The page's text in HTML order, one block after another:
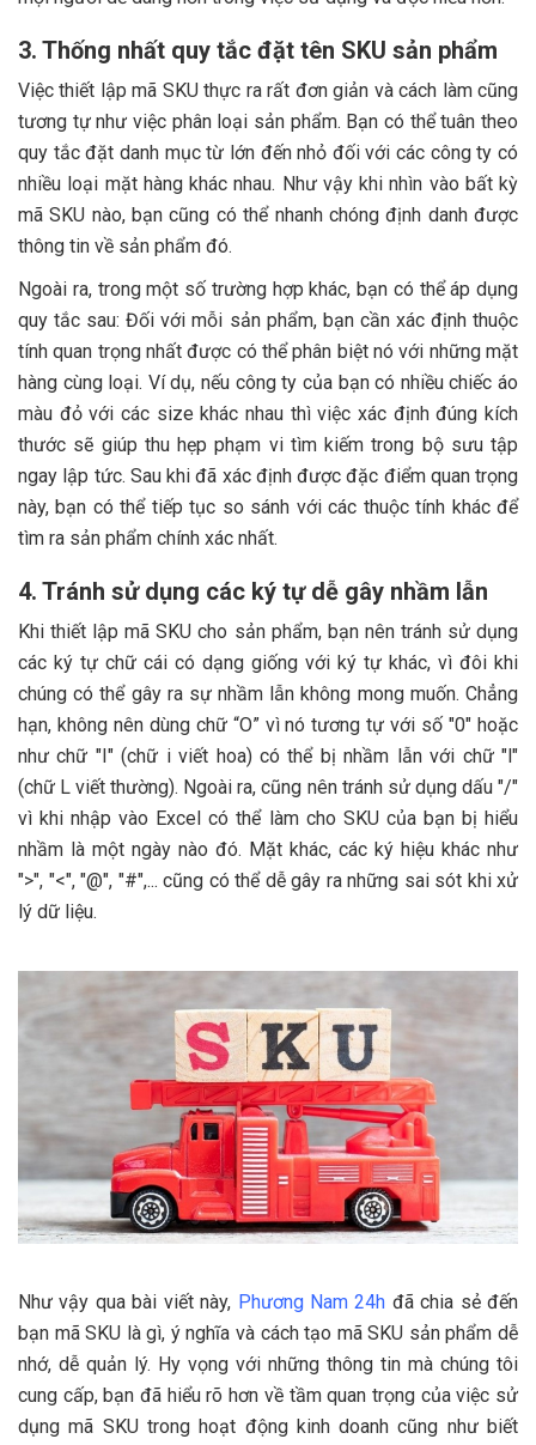
3. Thống nhất quy tắc đặt tên SKU sản phẩm
Việc thiết lập mã SKU thực ra rất đơn giản và cách làm cũng
tương tự như việc phân loại sản phẩm. Bạn có thể tuân theo
quy tắc đặt danh mục từ lớn đến nhỏ đối với các công ty có
nhiều loại mặt hàng khác nhau. Như vậy khi nhìn vào bất kỳ
mã SKU nào, bạn cũng có thể nhanh chóng định danh được
thông tin về sản phẩm đó.
Ngoài ra, trong một số trường hợp khác, bạn có thể áp dụng
quy tắc sau: Đối với mỗi sản phẩm, bạn cần xác định thuộc
tính quan trọng nhất được có thể phân biệt nó với những mặt
hàng cùng loại. Ví dụ, nếu công ty của bạn có nhiều chiếc áo
màu đỏ với các size khác nhau thì việc xác định đúng kích
thước sẽ giúp thu hẹp phạm vi tìm kiếm trong bộ sưu tập
ngay lập tức. Sau khi đã xác định được đặc điểm quan trọng
này, bạn có thể tiếp tục so sánh với các thuộc tính khác để
tìm ra sản phẩm chính xác nhất.
4. Tránh sử dụng các ký tự dễ gây nhầm lẫn
Khi thiết lập mã SKU cho sản phẩm, bạn nên tránh sử dụng
các ký tự chữ cái có dạng giống với ký tự khác, vì đôi khi
chúng có thể gây ra sự nhầm lẫn không mong muốn. Chẳng
hạn, không nên dùng chữ “O” vì nó tương tự với số "0" hoặc
như chữ "I" (chữ i viết hoa) có thể bị nhầm lẫn với chữ "l"
(chữ L viết thường). Ngoài ra, cũng nên tránh sử dụng dấu "/"
vì khi nhập vào Excel có thể làm cho SKU của bạn bị hiểu
nhầm là một ngày nào đó. Mặt khác, các ký hiệu khác như
">", "<", "@", "#",... cũng có thể dễ gây ra những sai sót khi xử
lý dữ liệu.
Như vậy qua bài viết này, Phương Nam 24h đã chia sẻ đến
bạn mã SKU là gì, ý nghĩa và cách tạo mã SKU sản phẩm dễ
nhớ, dễ quản lý. Hy vọng với những thông tin mà chúng tôi
cung cấp, bạn đã hiểu rõ hơn về tầm quan trọng của việc sử
dụng mã SKU trong hoạt động kinh doanh cũng như biết